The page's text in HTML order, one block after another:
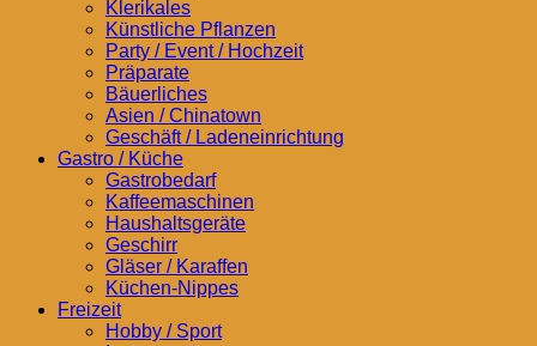
Klerikales
Künstliche Pflanzen
Party / Event / Hochzeit
Präparate
Bäuerliches
Asien / Chinatown
Geschäft / Ladeneinrichtung
Gastro / Küche
Gastrobedarf
Kaffeemaschinen
Haushaltsgeräte
Geschirr
Gläser / Karaffen
Küchen-Nippes
Freizeit
Hobby / Sport